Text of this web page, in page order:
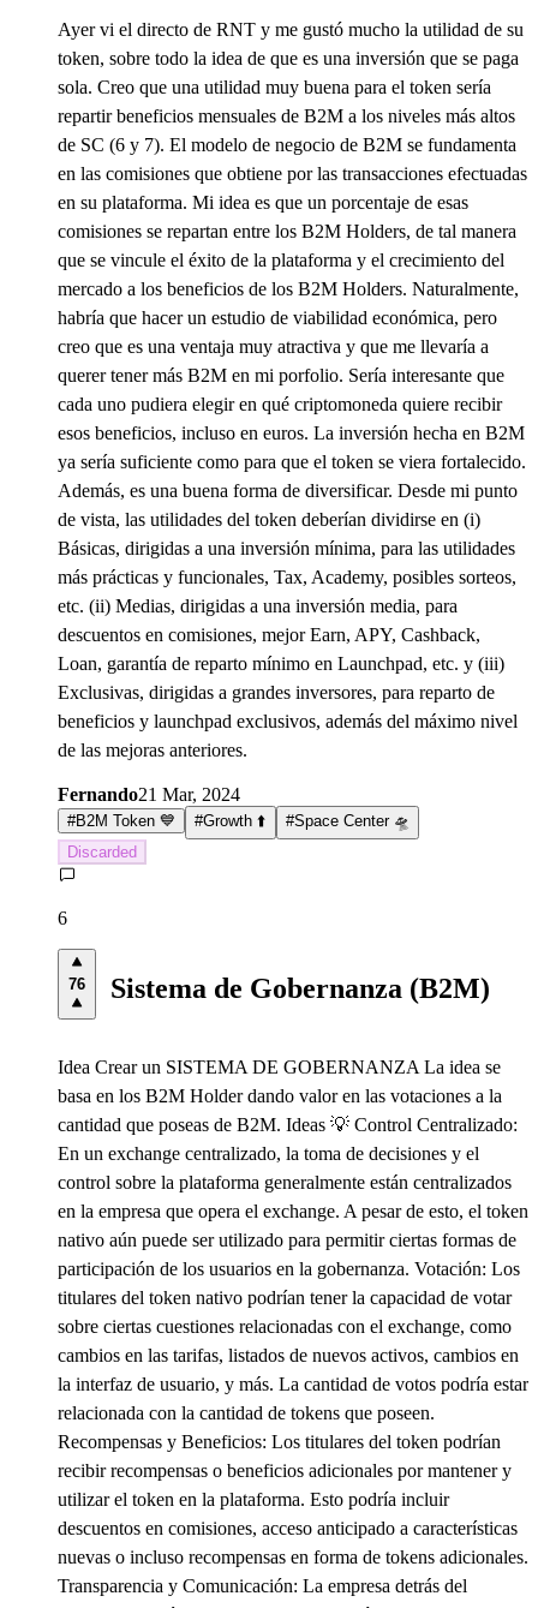
Ayer vi el directo de RNT y me gustó mucho la utilidad de su
token, sobre todo la idea de que es una inversión que se paga
sola. Creo que una utilidad muy buena para el token sería
repartir beneficios mensuales de B2M a los niveles más altos
de SC (6 y 7). El modelo de negocio de B2M se fundamenta
en las comisiones que obtiene por las transacciones efectuadas
en su plataforma. Mi idea es que un porcentaje de esas
comisiones se repartan entre los B2M Holders, de tal manera
que se vincule el éxito de la plataforma y el crecimiento del
mercado a los beneficios de los B2M Holders. Naturalmente,
habría que hacer un estudio de viabilidad económica, pero
creo que es una ventaja muy atractiva y que me llevaría a
querer tener más B2M en mi porfolio. Sería interesante que
cada uno pudiera elegir en qué criptomoneda quiere recibir
esos beneficios, incluso en euros. La inversión hecha en B2M
ya sería suficiente como para que el token se viera fortalecido.
Además, es una buena forma de diversificar. Desde mi punto
de vista, las utilidades del token deberían dividirse en (i)
Básicas, dirigidas a una inversión mínima, para las utilidades
más prácticas y funcionales, Tax, Academy, posibles sorteos,
etc. (ii) Medias, dirigidas a una inversión media, para
descuentos en comisiones, mejor Earn, APY, Cashback,
Loan, garantía de reparto mínimo en Launchpad, etc. y (iii)
Exclusivas, dirigidas a grandes inversores, para reparto de
beneficios y launchpad exclusivos, además del máximo nivel
de las mejoras anteriores.
Fernando21 Mar, 2024
#B2M Token 💙 #Growth ⬆️ #Space Center 🛸
Discarded
6
76 Sistema de Gobernanza (B2M)
Idea Crear un SISTEMA DE GOBERNANZA La idea se
basa en los B2M Holder dando valor en las votaciones a la
cantidad que poseas de B2M. Ideas 💡 Control Centralizado:
En un exchange centralizado, la toma de decisiones y el
control sobre la plataforma generalmente están centralizados
en la empresa que opera el exchange. A pesar de esto, el token
nativo aún puede ser utilizado para permitir ciertas formas de
participación de los usuarios en la gobernanza. Votación: Los
titulares del token nativo podrían tener la capacidad de votar
sobre ciertas cuestiones relacionadas con el exchange, como
cambios en las tarifas, listados de nuevos activos, cambios en
la interfaz de usuario, y más. La cantidad de votos podría estar
relacionada con la cantidad de tokens que poseen.
Recompensas y Beneficios: Los titulares del token podrían
recibir recompensas o beneficios adicionales por mantener y
utilizar el token en la plataforma. Esto podría incluir
descuentos en comisiones, acceso anticipado a características
nuevas o incluso recompensas en forma de tokens adicionales.
Transparencia y Comunicación: La empresa detrás del